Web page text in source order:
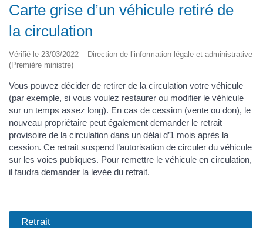
Carte grise d’un véhicule retiré de
la circulation
Vérifié le 23/03/2022 – Direction de l’information légale et administrative
(Première ministre)
Vous pouvez décider de retirer de la circulation votre véhicule
(par exemple, si vous voulez restaurer ou modifier le véhicule
sur un temps assez long). En cas de cession (vente ou don), le
nouveau propriétaire peut également demander le retrait
provisoire de la circulation dans un délai d’1 mois après la
cession. Ce retrait suspend l’autorisation de circuler du véhicule
sur les voies publiques. Pour remettre le véhicule en circulation,
il faudra demander la levée du retrait.
Retrait